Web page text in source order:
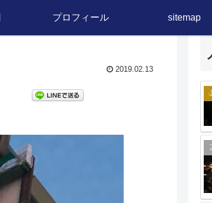
プロフィール sitemap
2019.02.13